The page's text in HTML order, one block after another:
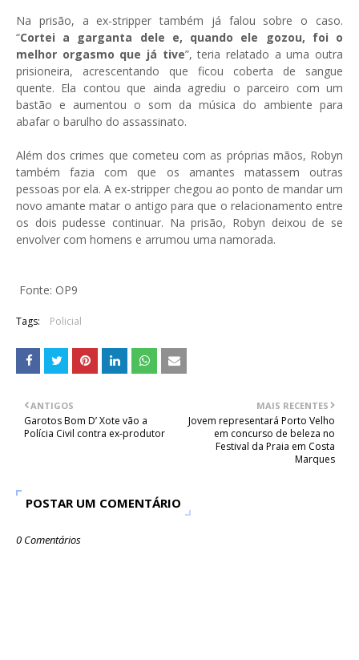
Na prisão, a ex-stripper também já falou sobre o caso.
“Cortei a garganta dele e, quando ele gozou, foi o
melhor orgasmo que já tive”, teria relatado a uma outra
prisioneira, acrescentando que ficou coberta de sangue
quente. Ela contou que ainda agrediu o parceiro com um
bastão e aumentou o som da música do ambiente para
abafar o barulho do assassinato.
Além dos crimes que cometeu com as próprias mãos, Robyn
também fazia com que os amantes matassem outras
pessoas por ela. A ex-stripper chegou ao ponto de mandar um
novo amante matar o antigo para que o relacionamento entre
os dois pudesse continuar. Na prisão, Robyn deixou de se
envolver com homens e arrumou uma namorada.
Fonte: OP9
Tags: Policial
MAIS RECENTES
Jovem representará Porto Velho
em concurso de beleza no
Festival da Praia em Costa
Marques
ANTIGOS
Garotos Bom D’ Xote vão a
Polícia Civil contra ex-produtor
POSTAR UM COMENTÁRIO
0 Comentários